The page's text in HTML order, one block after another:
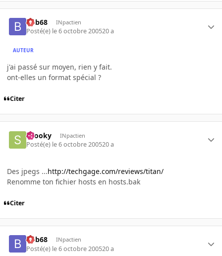
bob68 INpactien
Posté(e) le 6 octobre 200520 a
AUTEUR
j'ai passé sur moyen, rien y fait.
ont-elles un format spécial ?
Citer
snooky INpactien
Posté(e) le 6 octobre 200520 a
Des jpegs ...http://techgage.com/reviews/titan/
Renomme ton fichier hosts en hosts.bak
Citer
bob68 INpactien
Posté(e) le 6 octobre 200520 a